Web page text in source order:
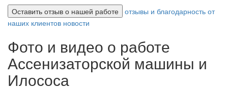
Оставить отзыв о нашей работе
отзывы и благодарность от
наших клиентов новости
Фото и видео о работе
Ассенизаторской машины и
Илососа